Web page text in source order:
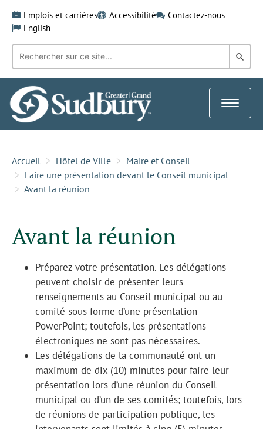
content
Emplois et carrières Accessibilité
Contactez-nous
English
Recherche
mot-
clé:
dans
Toggle
Accueil Hôtel de Ville
Maire et Conseil
Faire une présentation devant le Conseil municipal
Avant la réunion
Avant la réunion
Préparez votre présentation. Les délégations
peuvent choisir de présenter leurs
renseignements au Conseil municipal ou au
comité sous forme d’une présentation
PowerPoint; toutefois, les présentations
électroniques ne sont pas nécessaires.
Les délégations de la communauté ont un
maximum de dix (10) minutes pour faire leur
présentation lors d’une réunion du Conseil
municipal ou d’un de ses comités; toutefois, lors
de réunions de participation publique, les